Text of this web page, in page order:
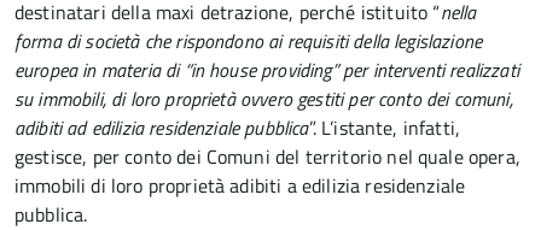
destinatari della maxi detrazione, perché istituito “nella
forma di società che rispondono ai requisiti della legislazione
europea in materia di “in house providing” per interventi realizzati
su immobili, di loro proprietà ovvero gestiti per conto dei comuni,
adibiti ad edilizia residenziale pubblica”. L’istante, infatti,
gestisce, per conto dei Comuni del territorio nel quale opera,
immobili di loro proprietà adibiti a edilizia residenziale
pubblica.